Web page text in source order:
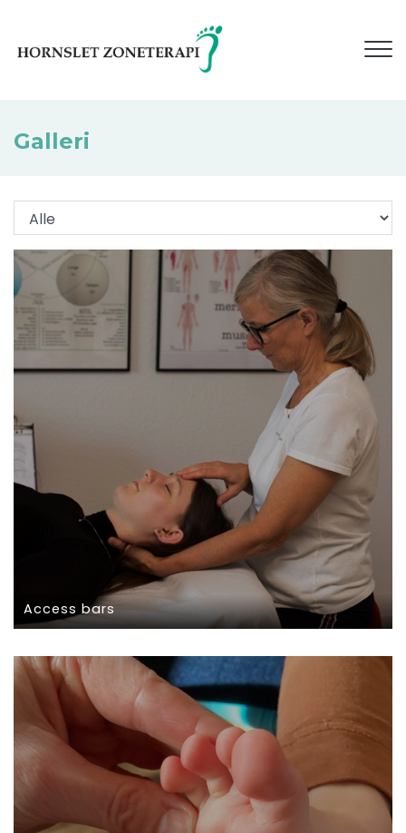
hovedindhold
Galleri
Access bars